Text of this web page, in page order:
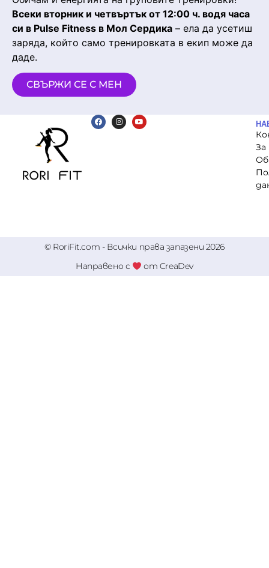
Всеки вторник и четвъртък от 12:00 ч. водя часа
си в Pulse Fitness в Мол Сердика – ела да усетиш
заряда, който само тренировката в екип може да
даде.
СВЪРЖИ СЕ С МЕН
За
© RoriFit.com - Всички права запазени 2026
Направено с
от CreaDev